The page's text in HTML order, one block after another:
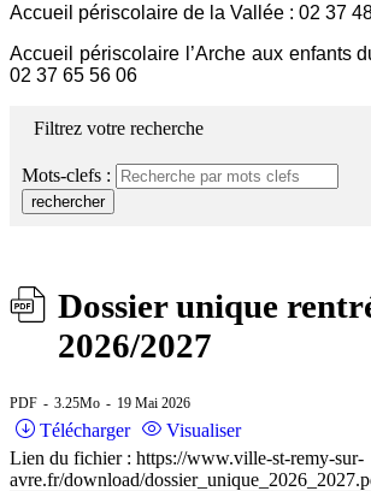
Accueil périscolaire de la Vallée : 02 37
Accueil périscolaire l’Arche aux enfants
02 37 65 56 06
Filtrez votre recherche
Mots-clefs :
rechercher
Dossier unique
2026/2027
PDF 3.25Mo 19 Mai 2026
Télécharger
Visualiser
Lien du fichier : https://www.ville-st-remy-sur-
avre.fr/download/